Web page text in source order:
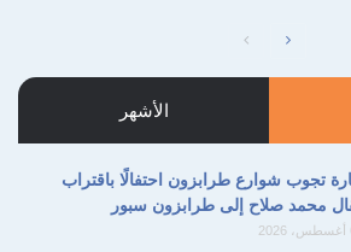
الصفحةالصفحة
الأشهر
تجوب شوارع طرابزون احتفالًا باقتراب
محمد صلاح إلى طرابزون سبور